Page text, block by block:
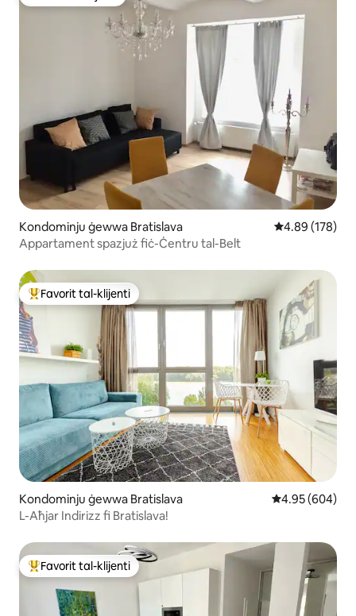
Kondominju ġewwa Bratislava Rating medju
4.89 (178)
Appartament spazjuż fiċ-Ċentru tal-Belt
Wieħed mill-aqwa favoriti tal-klijenti
Favorit tal-klijenti
Kondominju ġewwa Bratislava Rating medju
4.95 (604)
L-Aħjar Indirizz fi Bratislava!
Wieħed mill-aqwa favoriti tal-klijenti
Favorit tal-klijenti